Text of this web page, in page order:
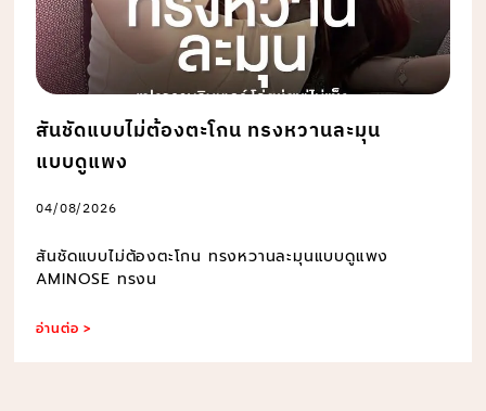
สันชัดแบบไม่ต้องตะโกน ทรงหวานละมุน
แบบดูแพง
04/08/2026
สันชัดแบบไม่ต้องตะโกน ทรงหวานละมุนแบบดูแพง
AMINOSE ทรงน
อ่านต่อ >